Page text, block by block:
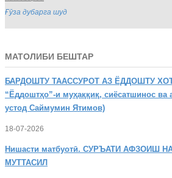
Ғӯза дубарга шуд
МАТОЛИБИ БЕШТАР
БАРДОШТУ ТААССУРОТ АЗ ЁДДОШТУ
“Ёддоштҳо”-и муҳаққиқ, сиёсатшинос
устод Саймумин Ятимов)
18-07-2026
Нишасти матбуотӣ. СУРЪАТИ АФЗОИШ
МУТТАСИЛ